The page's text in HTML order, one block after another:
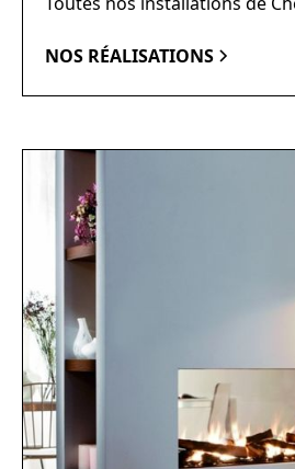
NOS RÉALISATIONS